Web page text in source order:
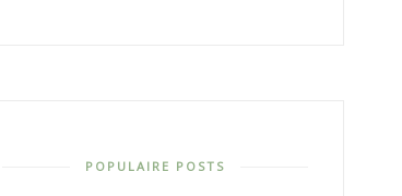
POPULAIRE POSTS